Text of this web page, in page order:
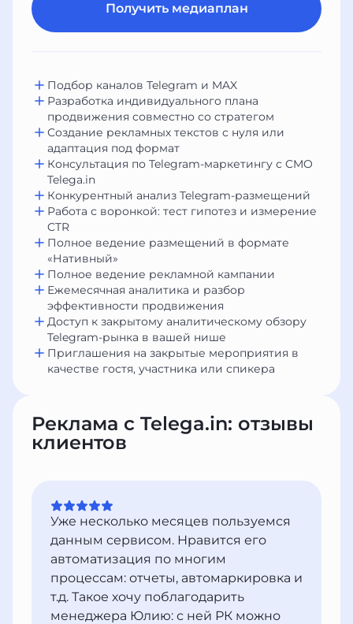
Получить медиаплан
Подбор каналов Telegram и MAX
Разработка индивидуального плана
продвижения совместно со стратегом
Создание рекламных текстов с нуля или
адаптация под формат
Консультация по Telegram-маркетингу с CMO
Telega.in
Конкурентный анализ Telegram-размещений
Работа с воронкой: тест гипотез и измерение
CTR
Полное ведение размещений в формате
«Нативный»
Полное ведение рекламной кампании
Ежемесячная аналитика и разбор
эффективности продвижения
Доступ к закрытому аналитическому обзору
Telegram-рынка в вашей нише
Приглашения на закрытые мероприятия в
качестве гостя, участника или спикера
Реклама с Telega.in: отзывы
клиентов
Уже несколько месяцев пользуемся
данным сервисом. Нравится его
автоматизация по многим
процессам: отчеты, автомаркировка и
т.д. Такое хочу поблагодарить
менеджера Юлию: с ней РК можно